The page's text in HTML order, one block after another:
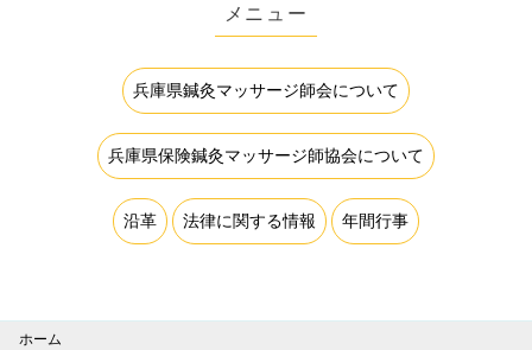
メニュー
兵庫県鍼灸マッサージ師会について
兵庫県保険鍼灸マッサージ師協会について
沿革 法律に関する情報 年間行事
ホーム